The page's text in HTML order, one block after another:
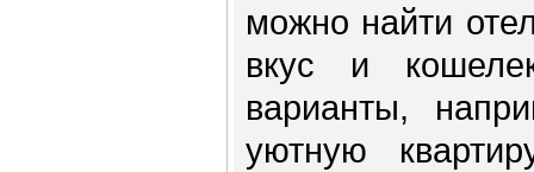
можно найти
вкус и
варианты,
уютную